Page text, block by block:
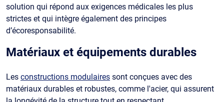
solution qui répond aux exigences médicales les plus
strictes et qui intègre également des principes
d’écoresponsabilité.
Matériaux et équipements durables
Les constructions modulaires sont conçues avec des
matériaux durables et robustes, comme l'acier, qui assurent